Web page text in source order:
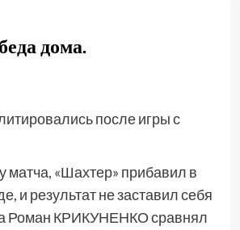
дома.
после игры с
матча, «Шахтер» прибавил в
и результат не заставил себя
Роман КРИКУНЕНКО сравнял